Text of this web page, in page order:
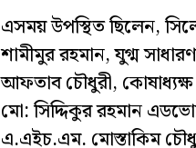
এসময় উপস্থিত ছিলেন,
শামীমুর রহমান, যুগ্ম
আফতাব চৌধুরী,
মো: সিদ্দিকুর রহমান
এ.এইচ.এম. মোস্তাকিম